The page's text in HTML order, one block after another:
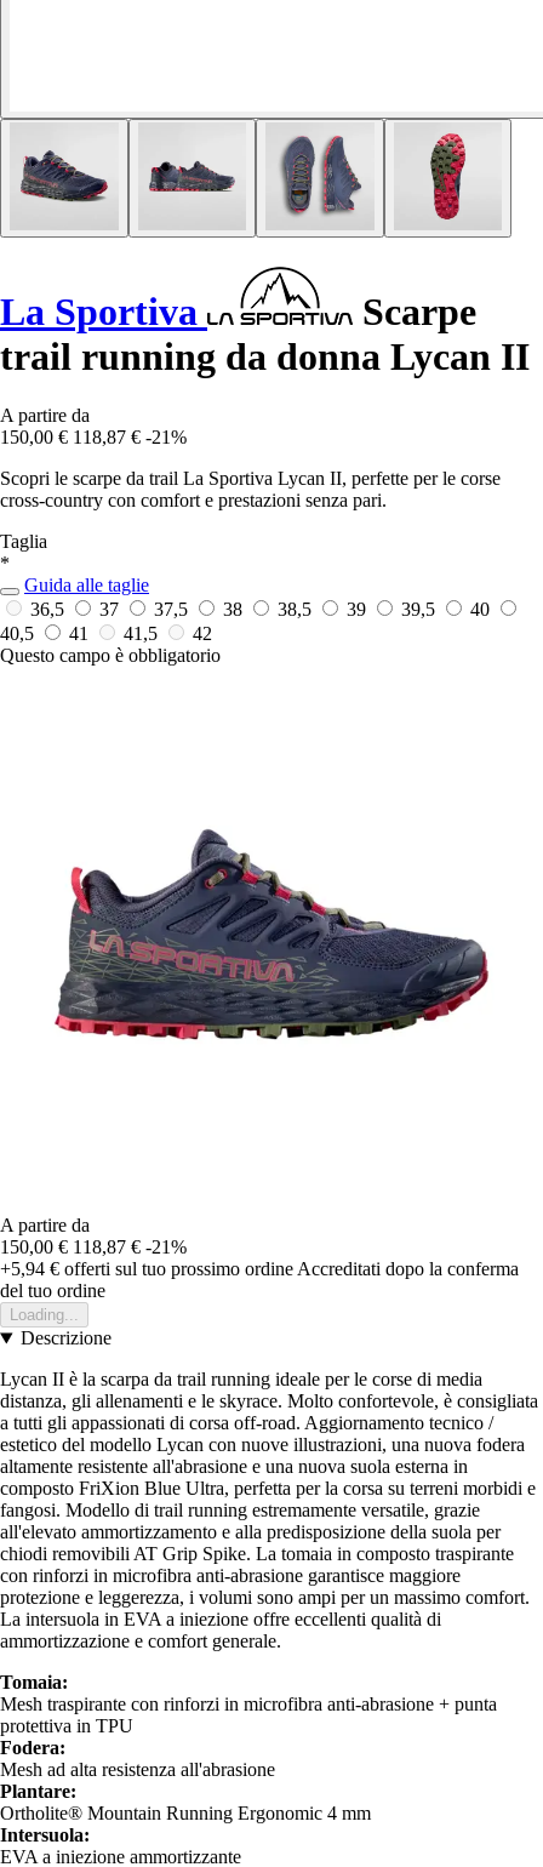
La Sportiva
Scarpe
trail running da donna Lycan II
A partire da
150,00 € 118,87 € -21%
Scopri le scarpe da trail La Sportiva Lycan II, perfette per le corse
cross-country con comfort e prestazioni senza pari.
Taglia
*
Guida alle taglie
36,5
37 37,5 38 38,5 39 39,5
40
40,5
41 41,5
42
Questo campo è obbligatorio
A partire da
150,00 € 118,87 € -21%
+5,94 € offerti sul tuo prossimo ordine Accreditati dopo la conferma
del tuo ordine
Loading...
Descrizione
Lycan II è la scarpa da trail running ideale per le corse di media
distanza, gli allenamenti e le skyrace. Molto confortevole, è consigliata
a tutti gli appassionati di corsa off-road. Aggiornamento tecnico /
estetico del modello Lycan con nuove illustrazioni, una nuova fodera
altamente resistente all'abrasione e una nuova suola esterna in
composto FriXion Blue Ultra, perfetta per la corsa su terreni morbidi e
fangosi. Modello di trail running estremamente versatile, grazie
all'elevato ammortizzamento e alla predisposizione della suola per
chiodi removibili AT Grip Spike. La tomaia in composto traspirante
con rinforzi in microfibra anti-abrasione garantisce maggiore
protezione e leggerezza, i volumi sono ampi per un massimo comfort.
La intersuola in EVA a iniezione offre eccellenti qualità di
ammortizzazione e comfort generale.
Tomaia:
Mesh traspirante con rinforzi in microfibra anti-abrasione + punta
protettiva in TPU
Fodera:
Mesh ad alta resistenza all'abrasione
Plantare:
Ortholite® Mountain Running Ergonomic 4 mm
Intersuola:
EVA a iniezione ammortizzante